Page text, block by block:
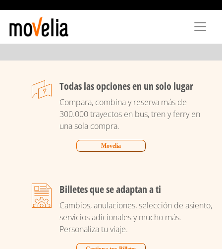
principal
Todas las opciones en un solo lugar
Compara, combina y reserva más de
300.000 trayectos en bus, tren y ferry en
una sola compra.
Movelia
Billetes que se adaptan a ti
Cambios, anulaciones, selección de asiento,
servicios adicionales y mucho más.
Personaliza tu viaje.